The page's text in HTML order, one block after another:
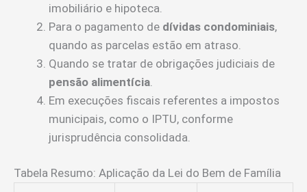
imobiliário e hipoteca.
Para o pagamento de dívidas condominiais,
quando as parcelas estão em atraso.
Quando se tratar de obrigações judiciais de
pensão alimentícia
Em execuções fiscais referentes a impostos
municipais, como o IPTU, conforme
jurisprudência consolidada.
Tabela Resumo: Aplicação da Lei do Bem de Família